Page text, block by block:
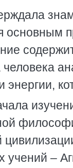
основным
энергии,
–